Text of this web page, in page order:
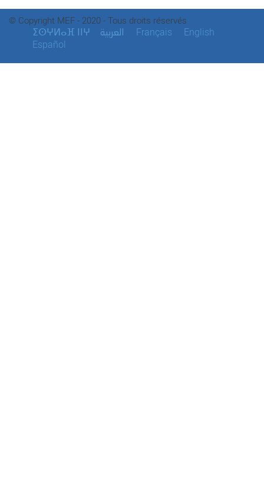
© Copyright MEF - 2020 - Tous droits réservés
ⵉⵙⵖⵍⴰⴼ ⵏⵏⵖ العربية Français
English
Español